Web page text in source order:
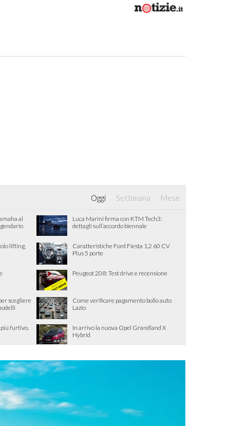
Oggi Settimana Mese
al
Luca Marini firma con KTM Tech3:
dettagli sull’accordo biennale
lifting,
Caratteristiche Ford Fiesta 1.2 60 CV
Plus 5 porte
Peugeot 208: Test drive e recensione
scegliere
Come verificare pagamento bollo auto
Lazio
più furtivo.
In arrivo la nuova Opel Grandland X
Hybrid